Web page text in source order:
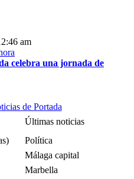
am
celebra una jornada de
de Portada
Últimas noticias
Política
Málaga capital
Marbella